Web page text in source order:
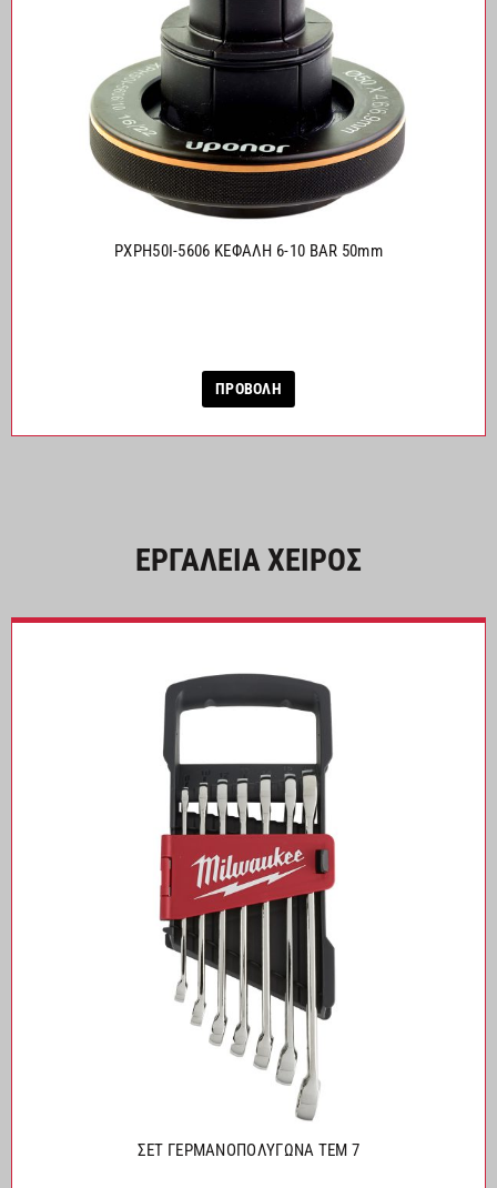
PXPH50I-5606 ΚΕΦΑΛΗ 6-10 BAR 50mm
ΠΡΟΒΟΛΗ
ΕΡΓΑΛΕΙΑ ΧΕΙΡΟΣ
ΣΕΤ ΓΕΡΜΑΝΟΠΟΛΥΓΩΝΑ ΤΕΜ 7